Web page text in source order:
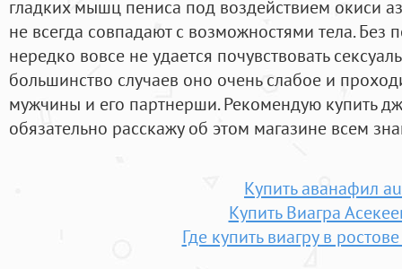
гладких мышц пениса под воздействием окиси
не всегда совпадают с возможностями тела. Без
нередко вовсе не удается почувствовать
большинство случаев оно очень слабое и
мужчины и его партнерши. Рекомендую купить
обязательно расскажу об этом магазине всем
Купить аванафил au
Купить Виагра
Где купить виагру в